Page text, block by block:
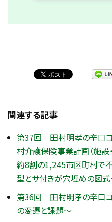
関連する記事
第37回 田村明孝の辛口
村介護保険事業計画（施設
約8割の1,245市区町村で
型とサ付きが穴埋めの図
第36回 田村明孝の辛口
の変遷と課題～